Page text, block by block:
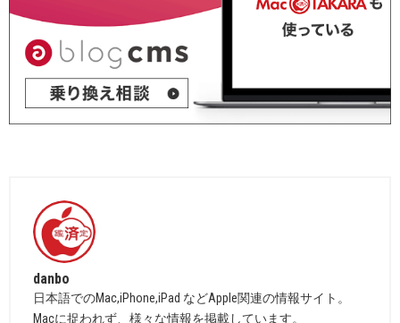
danbo
日本語でのMac,iPhone,iPad などApple関連の情報サイト。
Macに捉われず、様々な情報を掲載しています。